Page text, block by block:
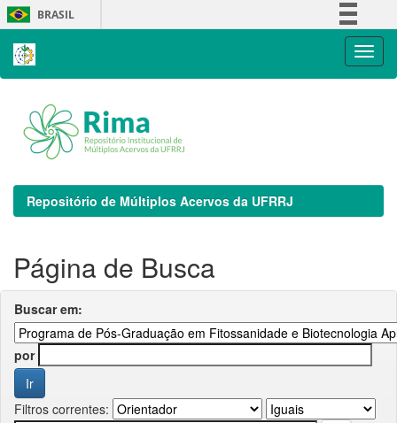
Skip
navigation
BRASIL
Repositório de Múltiplos Acervos da UFRRJ
Página de Busca
Buscar em:
por
Filtros correntes: